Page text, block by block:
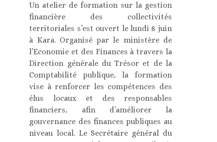
Un atelier de formation sur la gestion
financière des collectivités
territoriales s’est ouvert le lundi 8 juin
à Kara. Organisé par le ministère de
l’Economie et des Finances à travers la
Direction générale du Trésor et de la
Comptabilité publique, la formation
vise à renforcer les compétences des
élus locaux et des responsables
financiers, afin d’améliorer la
gouvernance des finances publiques au
niveau local. Le Secrétaire général du